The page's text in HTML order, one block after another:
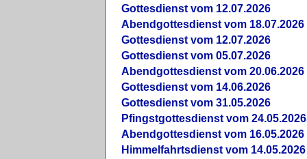
Gottesdienst vom 12.07.2026
Abendgottesdienst vom 18.07.2026
Gottesdienst vom 12.07.2026
Gottesdienst vom 05.07.2026
Abendgottesdienst vom 20.06.2026
Gottesdienst vom 14.06.2026
Gottesdienst vom 31.05.2026
Pfingstgottesdienst vom 24.05.2026
Abendgottesdienst vom 16.05.2026
Himmelfahrtsdienst vom 14.05.2026